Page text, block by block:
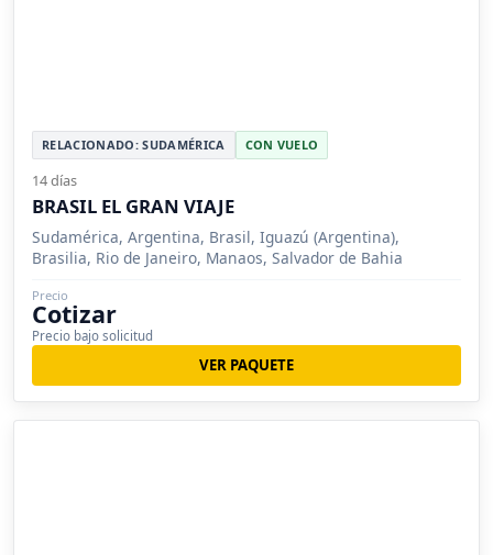
RELACIONADO: SUDAMÉRICA CON VUELO
14 días
BRASIL EL GRAN VIAJE
Sudamérica, Argentina, Brasil, Iguazú (Argentina),
Brasilia, Rio de Janeiro, Manaos, Salvador de Bahia
Precio
Cotizar
Precio bajo solicitud
VER PAQUETE